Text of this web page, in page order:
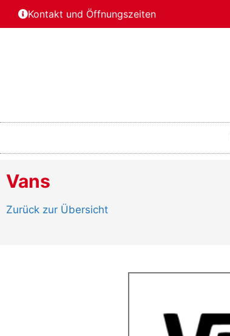
Kontakt und Öffnungszeiten
Vans
Zurück zur Übersicht